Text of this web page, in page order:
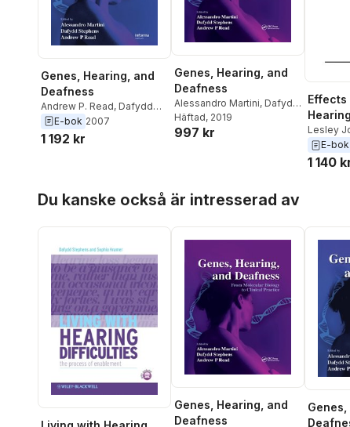
Genes, Hearing, and
Deafness
Andrew P. Read, Dafydd
Stephens ,Alessandro
Martini
E-bok 2007
1 192 kr
Genes, Hearing, and
Deafness
Alessandro Martini, Dafydd
Stephens,Andrew P. Read
Häftad, 2019
997 kr
Effects
the
Lesley
Stephens
E-bok
1 140
Du kanske också är intresserad av
Genes, Hearing, and
Deafness